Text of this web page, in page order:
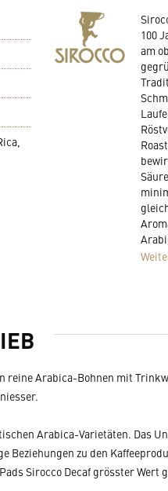
100
am
reine Arabica-Bohnen mit
Arabica-Varietäten. Das
zu den
Sirocco Decaf grösster Wert